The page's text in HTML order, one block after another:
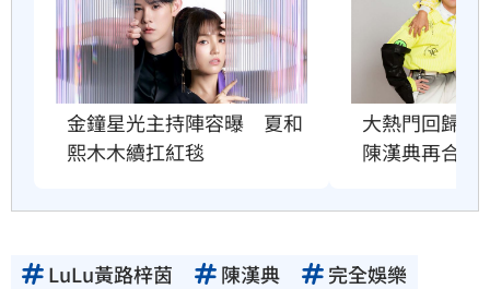
金鐘星光主持陣容曝　夏和
熙木木續扛紅毯
大熱門回歸　
陳漢典再合體
LuLu黃路梓茵 陳漢典
完全娛樂